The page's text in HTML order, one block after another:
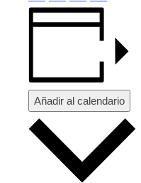
Añadir al calendario